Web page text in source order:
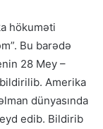
hökuməti
Bu barədə
28 Mey –
Amerika
dünyasında
edib. Bildirib